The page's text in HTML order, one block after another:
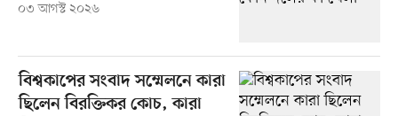
০৩ আগস্ট ২০২৬
বিশ্বকাপের সংবাদ সম্মেলনে কারা
ছিলেন বিরক্তিকর কোচ, কারা